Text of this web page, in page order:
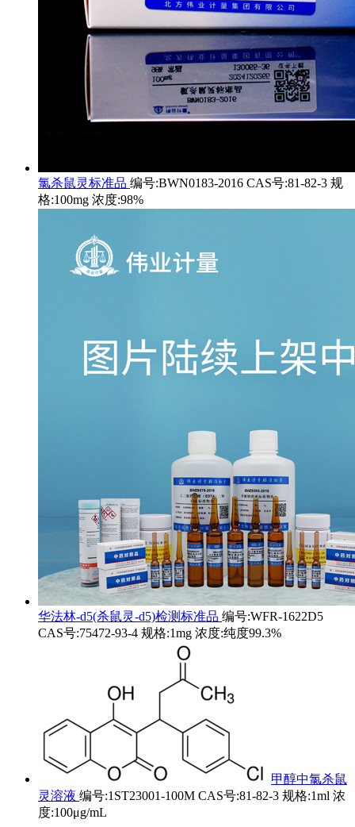
氯杀鼠灵标准品 编号:BWN0183-2016 CAS号:81-82-3 规
格:100mg 浓度:98%
华法林-d5(杀鼠灵-d5)检测标准品 编号:WFR-1622D5
CAS号:75472-93-4 规格:1mg 浓度:纯度99.3%
甲醇中氯杀鼠
灵溶液 编号:1ST23001-100M CAS号:81-82-3 规格:1ml 浓
度:100μg/mL